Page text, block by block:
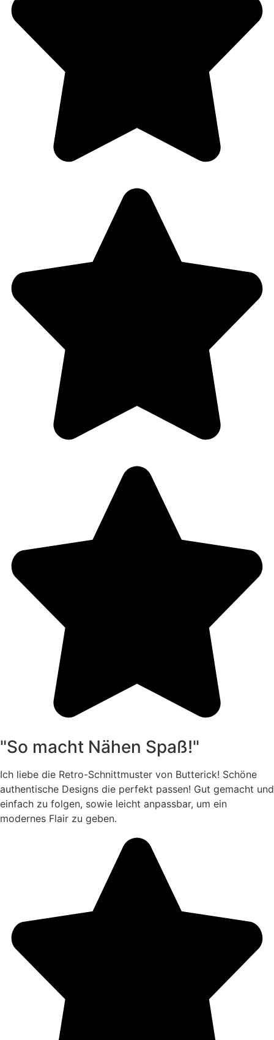
"So macht Nähen Spaß!"
Ich liebe die Retro-Schnittmuster von Butterick! Schöne
authentische Designs die perfekt passen! Gut gemacht und
einfach zu folgen, sowie leicht anpassbar, um ein
modernes Flair zu geben.